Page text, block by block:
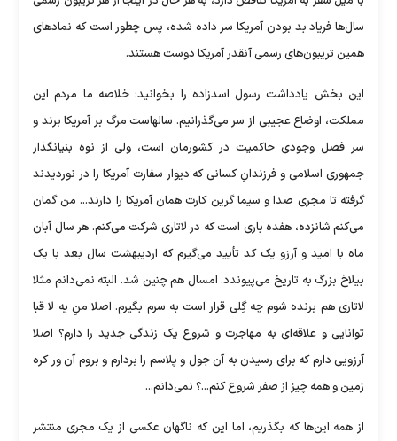
سال‌ها فریاد بد بودن آمریکا سر داده شده، پس چطور است که نماد‌های
همین تریبون‌های رسمی آنقدر آمریکا دوست هستند.
این بخش یادداشت رسول اسدزاده را بخوانید: خلاصه ما مردم این
مملکت، اوضاع عجیبی از سر می‌گذرانیم. سالهاست مرگ بر آمریکا برند و
سر فصل وجودی حاکمیت در کشورمان است، ولی از نوه بنیانگذار
جمهوری اسلامی و فرزندانِ کسانی که دیوار سفارت آمریکا را در نوردیدند
گرفته تا مجری صدا و سیما گرین کارت همان آمریکا را دارند... من گمان
می‌کنم شانزده، هفده باری است که در لاتاری شرکت می‌کنم. هر سال آبان
ماه با امید و آرزو یک کد تأیید می‌گیرم که اردیبهشت سال بعد با یک
بیلاخ بزرگ به تاریخ می‌پیوندد. امسال هم چنین شد. البته نمی‌دانم مثلا
لاتاری هم برنده شوم چه گِلی قرار است به سرم بگیرم. اصلا منِ یه لا قبا
توانایی و علاقه‌ای به مهاجرت و شروع یک زندگی جدید را دارم؟ اصلا
آرزویی دارم که برای رسیدن به آن جول و پلاسم را بردارم و بروم آن ور کره
زمین و همه چیز از صفر شروع کنم...؟ نمی‌دانم...
از همه این‌ها که بگذریم، اما این که ناگهان عکسی از یک مجری منتشر